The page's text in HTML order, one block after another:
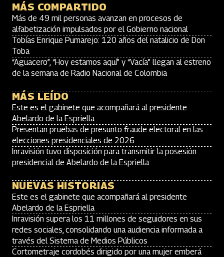
MÁS COMPARTIDO
Más de 49 mil personas avanzan en procesos de
alfabetización impulsados por el Gobierno nacional
Tobías Enrique Pumarejo: 120 años del natalicio de Don
Toba
“Aguacero”, “Hoy estamos aquí” y “Vacía” llegan al estreno
de la semana de Radio Nacional de Colombia
MÁS LEÍDO
Este es el gabinete que acompañará al presidente
Abelardo de la Espriella
Presentan pruebas de presunto fraude electoral en las
elecciones presidenciales de 2026
Inravisión tuvo disposición para transmitir la posesión
presidencial de Abelardo de la Espriella
NUEVAS HISTORIAS
Este es el gabinete que acompañará al presidente
Abelardo de la Espriella
Inravisión supera los 11 millones de seguidores en sus
redes sociales, consolidando una audiencia informada a
través del Sistema de Medios Públicos
Cortometraje cordobés dirigido por una mujer emberá